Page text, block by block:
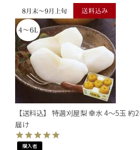
【送料込】 特選刈屋梨 幸水 4～5玉
届け
購入者